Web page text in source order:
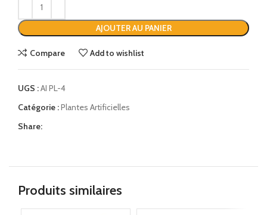
AJOUTER AU PANIER
Compare Add to wishlist
UGS :AI PL-4
Catégorie :Plantes Artificielles
Share:
Produits similaires